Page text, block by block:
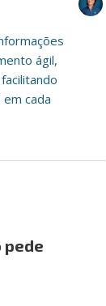
ágil,
cada
pede